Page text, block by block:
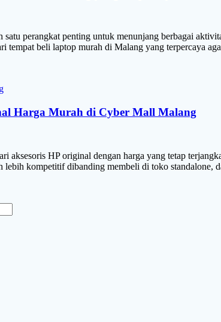
satu perangkat penting untuk menunjang berbagai
tempat beli laptop murah di Malang yang terpercaya
Harga Murah di Cyber Mall Malang
aksesoris HP original dengan harga yang tetap
lebih kompetitif dibanding membeli di toko